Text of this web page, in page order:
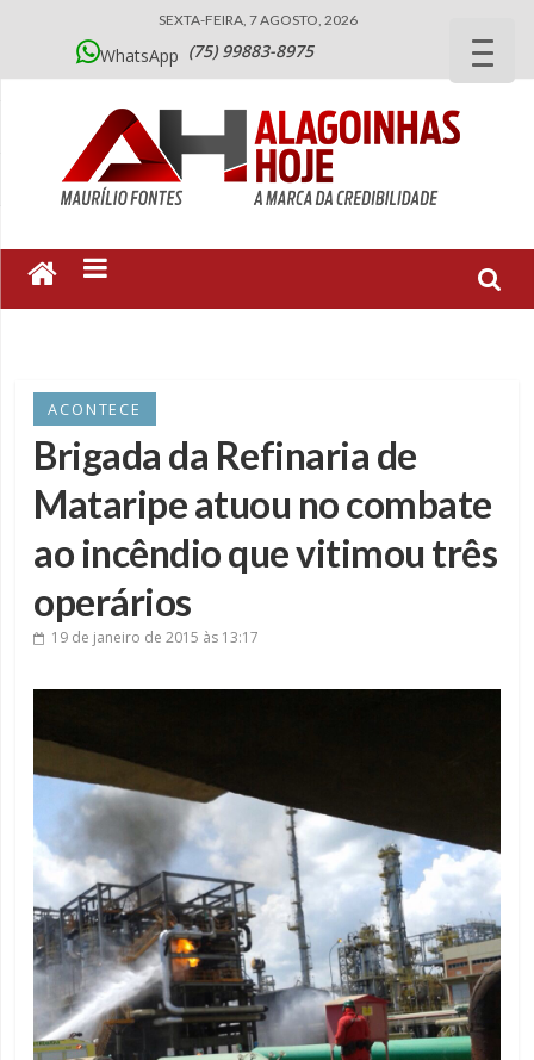
SEXTA-FEIRA, 7 AGOSTO, 2026
WhatsApp (75) 99883-8975
ACONTECE
Brigada da Refinaria de
Mataripe atuou no combate
ao incêndio que vitimou três
operários
19 de janeiro de 2015 às 13:17